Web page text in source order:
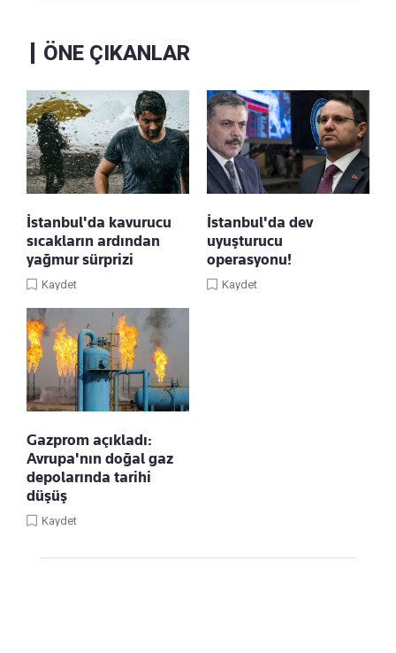
ÖNE ÇIKANLAR
İstanbul'da kavurucu
sıcakların ardından
yağmur sürprizi
Kaydet
İstanbul'da dev
uyuşturucu
operasyonu!
Kaydet
Gazprom açıkladı:
Avrupa'nın doğal gaz
depolarında tarihi
düşüş
Kaydet